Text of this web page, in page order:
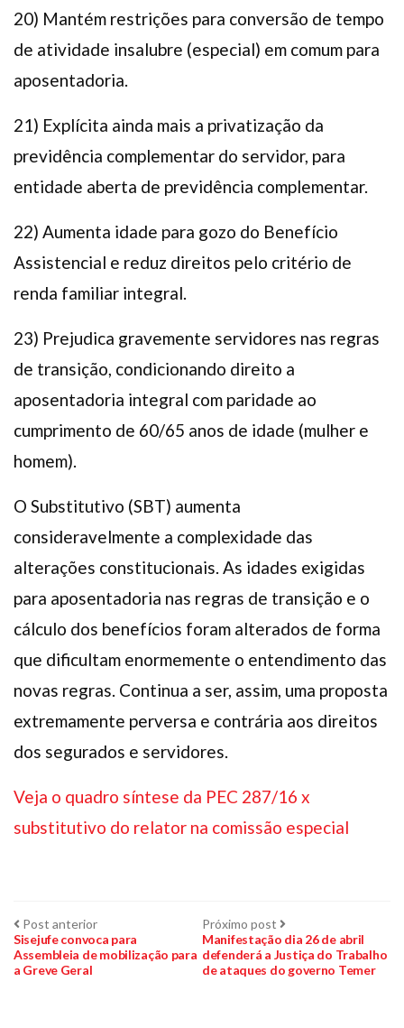
20) Mantém restrições para conversão de tempo
de atividade insalubre (especial) em comum para
aposentadoria.
21) Explícita ainda mais a privatização da
previdência complementar do servidor, para
entidade aberta de previdência complementar.
22) Aumenta idade para gozo do Benefício
Assistencial e reduz direitos pelo critério de
renda familiar integral.
23) Prejudica gravemente servidores nas regras
de transição, condicionando direito a
aposentadoria integral com paridade ao
cumprimento de 60/65 anos de idade (mulher e
homem).
O Substitutivo (SBT) aumenta
consideravelmente a complexidade das
alterações constitucionais. As idades exigidas
para aposentadoria nas regras de transição e o
cálculo dos benefícios foram alterados de forma
que dificultam enormemente o entendimento das
novas regras. Continua a ser, assim, uma proposta
extremamente perversa e contrária aos direitos
dos segurados e servidores.
Veja o quadro síntese da PEC 287/16 x
substitutivo do relator na comissão especial
Navegação
de
Post anteriorPost
anterior:
Sisejufe convoca para
Assembleia de mobilização para
a Greve Geral
Próximo post Próximo
post:
Manifestação dia 26 de abril
defenderá a Justiça do Trabalho
de ataques do governo Temer